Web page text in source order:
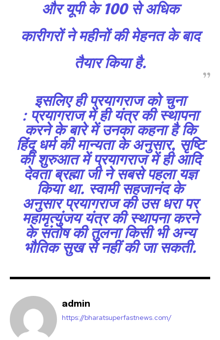
32,111
Followers
32,214
Followers
11,243
Followers
और यूपी के 100 से अधिक
कारीगरों ने महीनों की मेहनत के बाद
तैयार किया है.
इसलिए ही प्रयागराज को चुना
: प्रयागराज में ही यंत्र की स्थापना
करने के बारे में उनका कहना है कि
हिंदू धर्म की मान्यता के अनुसार, सृष्टि
की शुरुआत में प्रयागराज में ही आदि
देवता ब्रह्मा जी ने सबसे पहला यज्ञ
किया था. स्वामी सहजानंद के
अनुसार प्रयागराज की उस धरा पर
महामृत्युंजय यंत्र की स्थापना करने
के संतोष की तुलना किसी भी अन्य
भौतिक सुख से नहीं की जा सकती.
admin
https://bharatsuperfastnews.com/